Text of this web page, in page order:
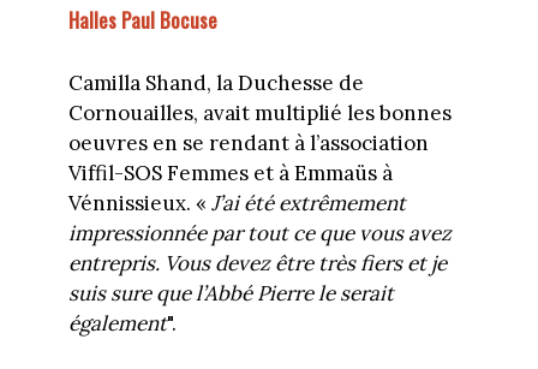
Halles Paul Bocuse
Camilla Shand, la Duchesse de
Cornouailles, avait multiplié les bonnes
oeuvres en se rendant à l’association
Viffil-SOS Femmes et à Emmaüs à
Vénnissieux. « J’aiété extrêmement
impressionnée par tout ce que vous avez
entrepris. Vous devez être très fiers et je
suis sure que l’Abbé Pierre le serait
également".